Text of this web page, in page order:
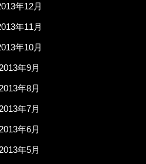
年12月
年11月
年10月
2013年9月
2013年8月
2013年7月
2013年6月
2013年5月